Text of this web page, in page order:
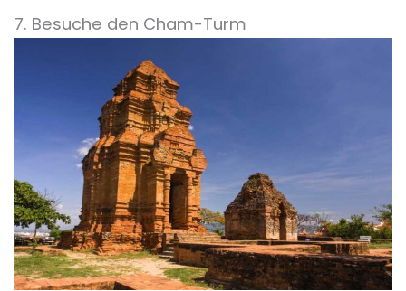
7. Besuche den Cham-Turm